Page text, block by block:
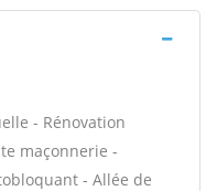
- Rénovation
maçonnerie -
- Allée de